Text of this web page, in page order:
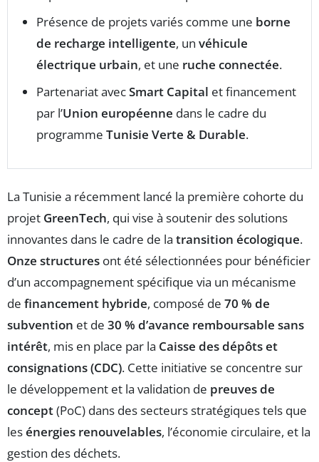
Présence de projets variés comme une borne
de recharge intelligente, un véhicule
électrique urbain, et une ruche connectée.
Partenariat avecSmart Capital et financement
par l’Union européenne dans le cadre du
programme Tunisie Verte & Durable.
La Tunisie a récemment lancé la première cohorte du
projet GreenTech, qui vise à soutenir des solutions
innovantes dans le cadre de la transition écologique.
Onze structures ont été sélectionnées pour bénéficier
d’un accompagnement spécifique via un mécanisme
de financement hybride, composé de 70 % de
subvention et de 30 % d’avance remboursable sans
intérêt, mis en place par la Caisse des dépôts et
consignations (CDC). Cette initiative se concentre sur
le développement et la validation de preuves de
concept(PoC) dans des secteurs stratégiques tels que
lesénergies renouvelables, l’économie circulaire, et la
gestion des déchets.